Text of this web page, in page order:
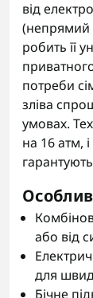
від
(непрямий
робить її
потреби
зліва
умовах.
на 16 атм,
або від
для
Бічне